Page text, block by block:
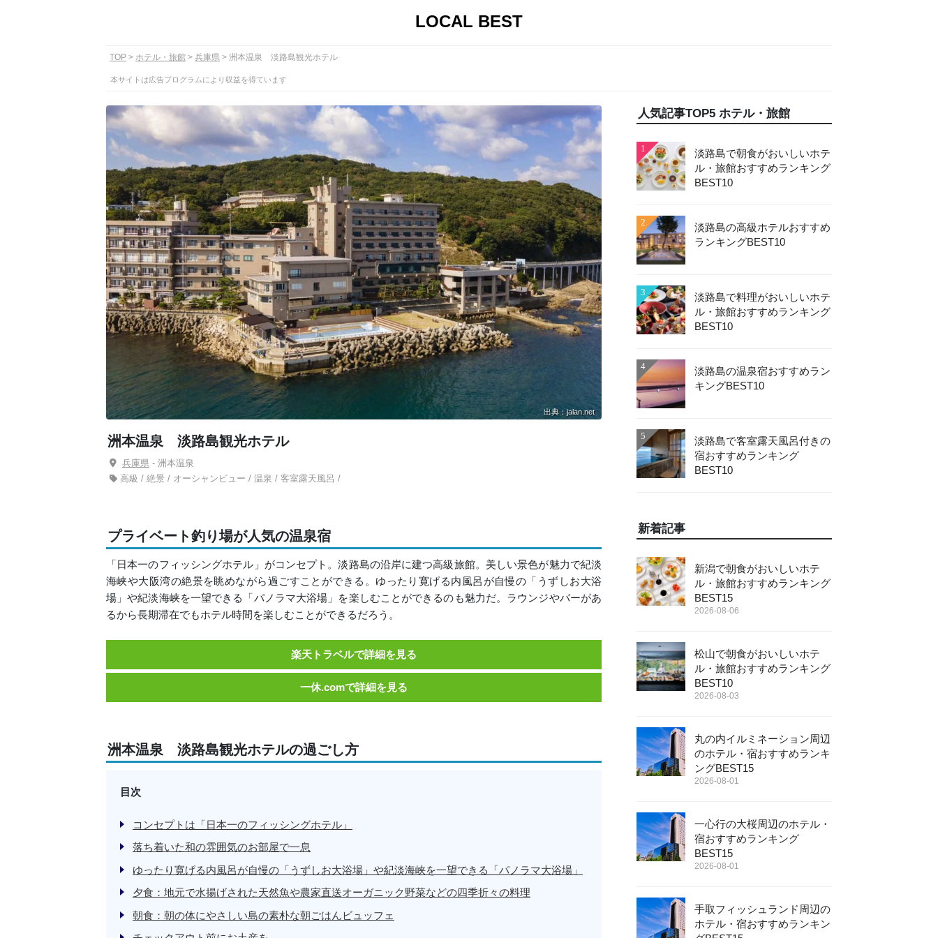
LOCAL BEST
TOP ホテル・旅館 兵庫県 洲本温泉 淡路島観光ホテル
本サイトは広告プログラムにより収益を得ています
出典：jalan.net
洲本温泉 淡路島観光ホテル
兵庫県 - 洲本温泉
高級 / 絶景 / オーシャンビュー / 温泉 / 客室露天風呂 /
プライベート釣り場が人気の温泉宿
「日本一のフィッシングホテル」がコンセプト。淡路島の沿岸に建つ高級旅館。美しい景色が魅力で紀淡
海峡や大阪湾の絶景を眺めながら過ごすことができる。ゆったり寛げる内風呂が自慢の「うずしお大浴
場」や紀淡海峡を一望できる「パノラマ大浴場」を楽しむことができるのも魅力だ。ラウンジやバーがあ
るから長期滞在でもホテル時間を楽しむことができるだろう。
楽天トラベルで詳細を見る
一休.comで詳細を見る
洲本温泉 淡路島観光ホテルの過ごし方
目次
コンセプトは「日本一のフィッシングホテル」
落ち着いた和の雰囲気のお部屋で一息
ゆったり寛げる内風呂が自慢の「うずしお大浴場」や紀淡海峡を一望できる「パノラマ大浴場」
夕食：地元で水揚げされた天然魚や農家直送オーガニック野菜などの四季折々の料理
朝食：朝の体にやさしい島の素朴な朝ごはんビュッフェ
人気記事TOP5 ホテル・旅館
1
淡路島で朝食がおいしいホテ
ル・旅館おすすめランキング
BEST10
2
淡路島の高級ホテルおすすめ
ランキングBEST10
3
淡路島で料理がおいしいホテ
ル・旅館おすすめランキング
BEST10
4
淡路島の温泉宿おすすめラン
キングBEST10
5
淡路島で客室露天風呂付きの
宿おすすめランキング
BEST10
新着記事
新潟で朝食がおいしいホテ
ル・旅館おすすめランキング
BEST15
2026-08-06
松山で朝食がおいしいホテ
ル・旅館おすすめランキング
BEST10
2026-08-03
丸の内イルミネーション周辺
のホテル・宿おすすめランキ
ングBEST15
2026-08-01
一心行の大桜周辺のホテル・
宿おすすめランキング
BEST15
2026-08-01
手取フィッシュランド周辺の
ホテル・宿おすすめランキン